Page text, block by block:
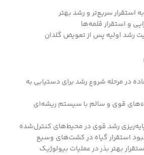
استقرار سریع‌تر و رشد بهتر
و استقرار قلمه‌ها
رشد اولیه پس از تعویض گلدان
در مرحله شروع رشد برای دستیابی به
قوی و سالم با سیستم ریشه‌ای
رشد قوی در محیط‌های کنترل‌شده
استقرار گیاه در کشت‌های وسیع
بهتر بذر در عملیات بیولوژیک